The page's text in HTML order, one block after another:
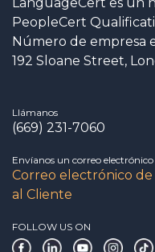
PeopleCert
Número de empresa
192 Sloane Street,
Llámanos
(669) 231-7060
Envíanos un correo electrónico
Correo electrónico
al Cliente
FOLLOW US ON